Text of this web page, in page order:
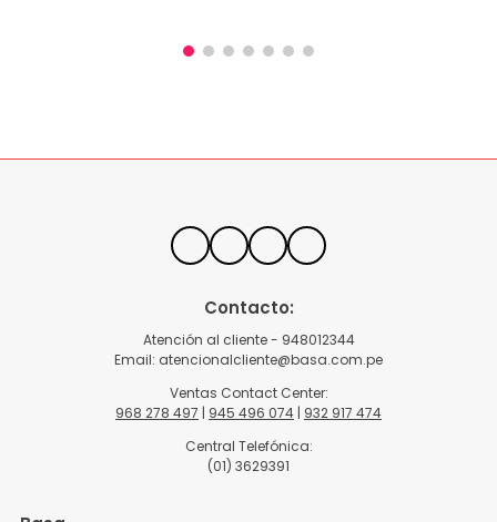
Contacto:
Atención al cliente - 948012344
Email: atencionalcliente@basa.com.pe
Ventas Contact Center:
968 278 497 | 945 496 074 | 932 917 474
Central Telefónica:
(01) 3629391